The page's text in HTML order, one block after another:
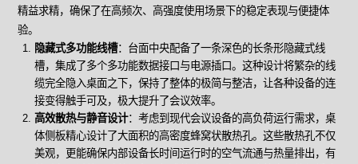
精益求精，确保了在高频次、高强度使用场景下的稳定表现与便捷体
验。
隐藏式多功能线槽：台面中央配备了一条深色的长条形隐藏式线
槽，集成了多个多功能数据接口与电源插口。这种设计将繁杂的线
缆完全隐入桌面之下，保持了整体的极简与整洁，让各种设备的连
接变得触手可及，极大提升了会议效率。
高效散热与静音设计：考虑到现代会议设备的高负荷运行需求，桌
体侧板精心设计了大面积的高密度蜂窝状散热孔。这些散热孔不仅
美观，更能确保内部设备长时间运行时的空气流通与热量排出，有